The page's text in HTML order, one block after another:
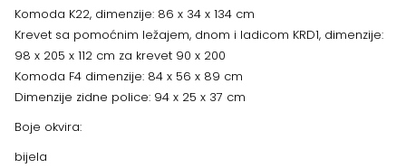
Komoda K22, dimenzije: 86 x 34 x 134 cm
Krevet sa pomoćnim ležajem, dnom i ladicom KRD1, dimenzije:
98 x 205 x 112 cm za krevet 90 x 200
Komoda F4 dimenzije: 84 x 56 x 89 cm
Dimenzije zidne police: 94 x 25 x 37 cm
Boje okvira:
bijela